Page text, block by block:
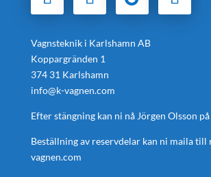
Vagnsteknik i Karlshamn AB
Koppargränden 1
374 31 Karlshamn
info@k-vagnen.com
Efter stängning kan ni nå Jörgen Olsson på
Beställning av reservdelar kan ni maila till
vagnen.com